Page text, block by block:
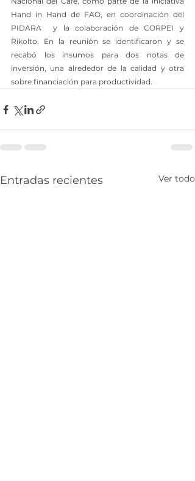
Hand in Hand de FAO, en coordinación del
PIDARA  y la colaboración de CORPEI y
Rikolto. En la reunión se identificaron y se
recabó los insumos para dos notas de
inversión, una alrededor de la calidad y otra
sobre financiación para productividad.
Entradas recientes Ver todo